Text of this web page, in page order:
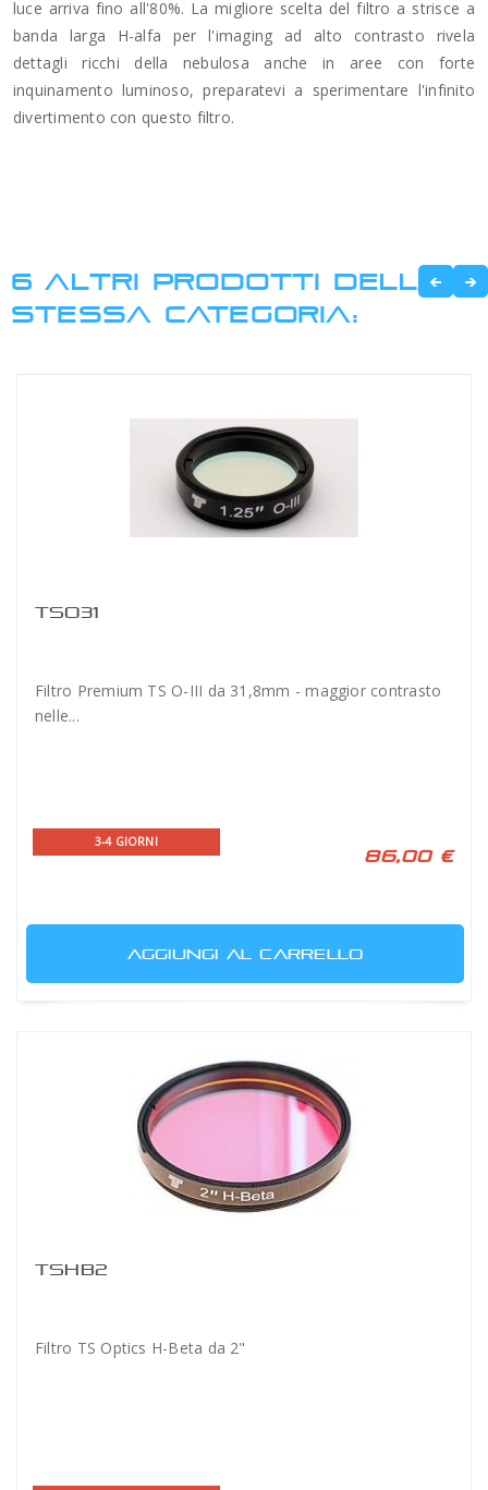
luce arriva fino all'80%. La migliore scelta del filtro a strisce a
banda larga H-alfa per l'imaging ad alto contrasto rivela
dettagli ricchi della nebulosa anche in aree con forte
inquinamento luminoso, preparatevi a sperimentare l'infinito
divertimento con questo filtro.
6 ALTRI PRODOTTI DELLA
STESSA CATEGORIA:
TSO31
Filtro Premium TS O-III da 31,8mm - maggior contrasto
nelle...
3-4 GIORNI
86,00 €
AGGIUNGI AL CARRELLO
TSHB2
Filtro TS Optics H-Beta da 2"